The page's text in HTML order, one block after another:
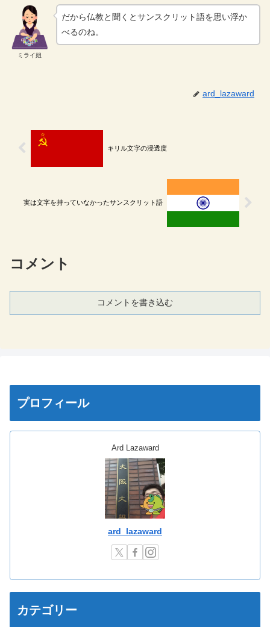
ミライ姐
だから仏教と聞くとサンスクリット語を思い浮か
べるのね。
ard_lazaward
キリル文字の浸透度
実は文字を持っていなかったサンスクリット語
コメント
コメントを書き込む
プロフィール
Ard Lazaward
ard_lazaward
カテゴリー